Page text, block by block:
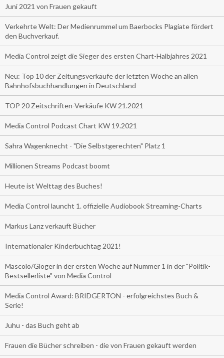
Juni 2021 von Frauen gekauft
Verkehrte Welt: Der Medienrummel um Baerbocks Plagiate fördert
den Buchverkauf.
Media Control zeigt die Sieger des ersten Chart-Halbjahres 2021
Neu: Top 10 der Zeitungsverkäufe der letzten Woche an allen
Bahnhofsbuchhandlungen in Deutschland
TOP 20 Zeitschriften-Verkäufe KW 21.2021
Media Control Podcast Chart KW 19.2021
Sahra Wagenknecht - "Die Selbstgerechten" Platz 1
Millionen Streams Podcast boomt
Heute ist Welttag des Buches!
Media Control launcht 1. offizielle Audiobook Streaming-Charts
Markus Lanz verkauft Bücher
Internationaler Kinderbuchtag 2021!
Mascolo/Gloger in der ersten Woche auf Nummer 1 in der "Politik-
Bestsellerliste" von Media Control
Media Control Award: BRIDGERTON - erfolgreichstes Buch &
Serie!
Juhu - das Buch geht ab
Frauen die Bücher schreiben - die von Frauen gekauft werden